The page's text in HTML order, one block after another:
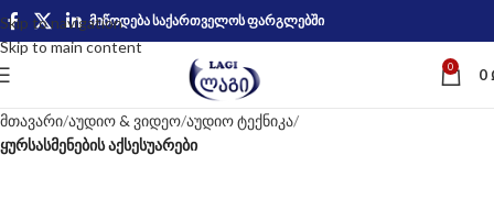
Skip to navigation
Skip to main content
მიწოდება საქართველოს ფარგლებში
0 0
მთავარი აუდიო & ვიდეო აუდიო ტექნიკა
ყურსასმენების აქსესუარები